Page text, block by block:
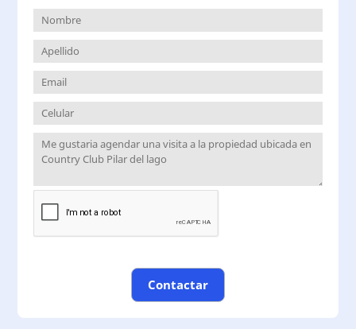
Contactar